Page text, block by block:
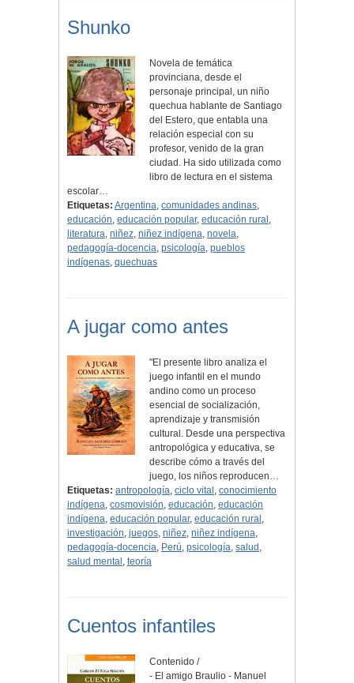
Shunko
Novela de temática
provinciana, desde el
personaje principal, un niño
quechua hablante de Santiago
del Estero, que entabla una
relación especial con su
profesor, venido de la gran
ciudad. Ha sido utilizada como
libro de lectura en el sistema
escolar…
Etiquetas: Argentina, comunidades andinas,
educación, educación popular, educación rural ,
literatura, niñez, niñez indígena, novela,
pedagogía-docencia, psicología, pueblos
indígenas, quechuas
A jugar como antes
"El presente libro analiza el
juego infantil en el mundo
andino como un proceso
esencial de socialización,
aprendizaje y transmisión
cultural. Desde una perspectiva
antropológica y educativa, se
describe cómo a través del
juego, los niños reproducen…
Etiquetas: antropología, ciclo vital , conocimiento
indígena, cosmovisión, educación, educación
indígena, educación popular, educación rural ,
investigación, juegos, niñez, niñez indígena,
pedagogía-docencia, Perú, psicología, salud ,
salud mental , teoría
Cuentos infantiles
Contenido /
- El amigo Braulio - Manuel